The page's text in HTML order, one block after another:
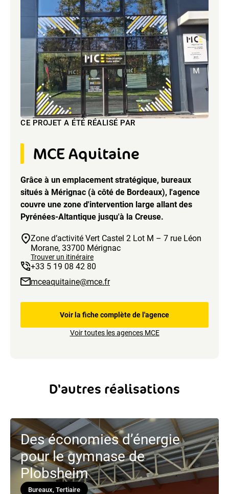
CE PROJET A ÉTÉ RÉALISÉ PAR
MCE Aquitaine
Grâce à un emplacement stratégique, bureaux
situés à Mérignac (à côté de Bordeaux), l'agence
couvre une zone d'intervention large allant des
Pyrénées-Altantique jusqu'à la Creuse.
Zone d’activité Vert Castel 2 Lot M – 7 rue Léon
Morane, 33700 Mérignac
Trouver un itinéraire
+33 5 19 08 42 80
mceaquitaine@mce.fr
Voir la fiche complète de l'agence
Voir toutes les agences MCE
D'autres réalisations
Des économies d’énergie
pour le gymnase de
Plobsheim
Bureaux, Tertiaire